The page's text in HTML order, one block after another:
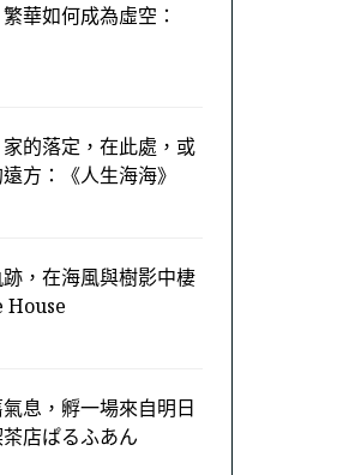
華如何成為虛空：
的落定，在此處，或
方：《人生海海》
，在海風與樹影中棲
House
息，孵一場來自明日
店ぱるふあん